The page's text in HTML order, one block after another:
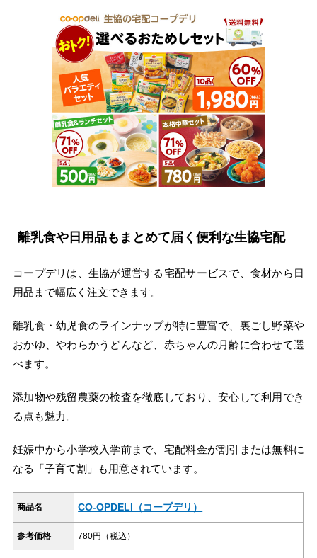
離乳食や日用品もまとめて届く便利な生協宅配
コープデリは、生協が運営する宅配サービスで、食材から日
用品まで幅広く注文できます。
離乳食・幼児食のラインナップが特に豊富で、裏ごし野菜や
おかゆ、やわらかうどんなど、赤ちゃんの月齢に合わせて選
べます。
添加物や残留農薬の検査を徹底しており、安心して利用でき
る点も魅力。
妊娠中から小学校入学前まで、宅配料金が割引または無料に
なる「子育て割」も用意されています。
商品名 CO-OPDELI（コープデリ）
参考価格 780円（税込）